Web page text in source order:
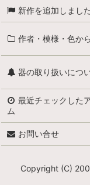
新作を追加しました
作者・模様・色か
器の取り扱いにつ
最近チェックした
ム
お問い合せ
Copyright (C)